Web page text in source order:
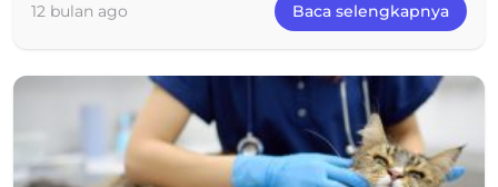
12 bulan ago Baca selengkapnya